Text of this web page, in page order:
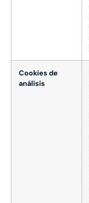
Cookies de
análisis